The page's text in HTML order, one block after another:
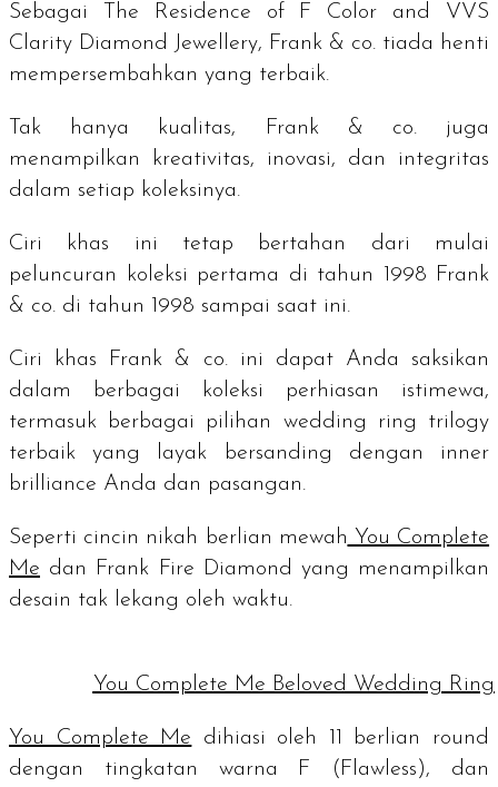
Sebagai
The Residence of F Color and VVS
Clarity Diamond Jewellery, Frank & co. tiada henti
mempersembahkan yang terbaik.
Tak hanya kualitas, Frank & co. juga
menampilkan kreativitas, inovasi, dan integritas
dalam setiap koleksinya.
Ciri khas ini tetap bertahan dari mulai
peluncuran koleksi pertama di tahun 1998 Frank
& co. di tahun 1998 sampai saat ini.
Ciri khas Frank & co. ini dapat Anda saksikan
dalam berbagai koleksi perhiasan istimewa,
termasuk berbagai pilihan wedding ring trilogy
terbaik yang layak bersanding dengan inner
brilliance Anda dan pasangan.
Seperti cincin nikah berlian mewah You Complete
Me dan Frank Fire Diamond yang menampilkan
desain tak lekang oleh waktu.
You Complete Me Beloved Wedding Ring
You Complete Me dihiasi oleh 11 berlian round
dengan tingkatan warna F ( Flawless ), dan